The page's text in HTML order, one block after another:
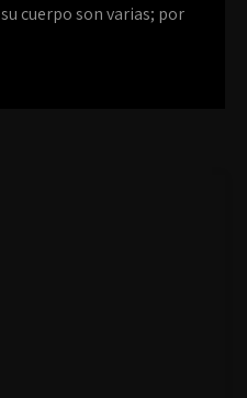
cuerpo son varias; por